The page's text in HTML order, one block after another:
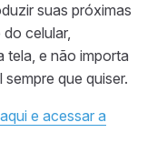
suas próximas
celular,
tela, e não importa
que quiser.
e acessar a